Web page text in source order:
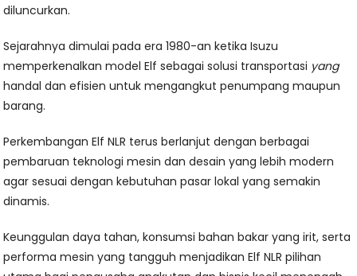
diluncurkan.
Sejarahnya dimulai pada era 1980-an ketika Isuzu
memperkenalkan model Elf sebagai solusi transportasi yang
handal dan efisien untuk mengangkut penumpang maupun
barang.
Perkembangan Elf NLR terus berlanjut dengan berbagai
pembaruan teknologi mesin dan desain yang lebih modern
agar sesuai dengan kebutuhan pasar lokal yang semakin
dinamis.
Keunggulan daya tahan, konsumsi bahan bakar yang irit, serta
performa mesin yang tangguh menjadikan Elf NLR pilihan